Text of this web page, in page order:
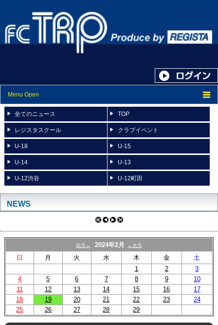
Menu Open
トップ
ニュース
スケジュール
スタッフ紹介
プロフィール
リンク
全てのニュース TOP
レジスタスクール クラブイベント
U-18 U-15
U-14 U-13
U-12渋谷 U-12町田
NEWS
前月← 2024年2月 →次月
日 月 火 水 木 金
土
1
2
3
4
5 6 7 8 9
10
11
12 13 14 15 16
17
18
19 20 21 22 23
24
25
26 27 28 29